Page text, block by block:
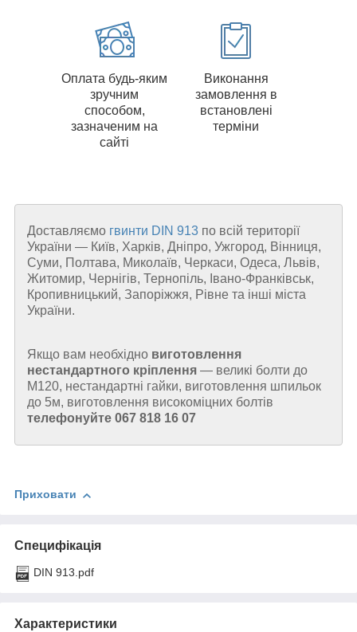
Оплата будь-яким
зручним
способом,
зазначеним на
сайті
Виконання
замовлення в
встановлені
терміни
Доставляємо гвинти DIN 913 по всій території
України — Київ, Харків, Дніпро, Ужгород, Вінниця,
Суми, Полтава, Миколаїв, Черкаси, Одеса, Львів,
Житомир, Чернігів, Тернопіль, Івано-Франківськ,
Кропивницький, Запоріжжя, Рівне та інші міста
України.
Якщо вам необхідно виготовлення
нестандартного кріплення — великі болти до
М120, нестандартні гайки, виготовлення шпильок
до 5м, виготовлення високоміцних болтів
телефонуйте 067 818 16 07
Приховати
Специфікація
DIN 913.pdf
Характеристики